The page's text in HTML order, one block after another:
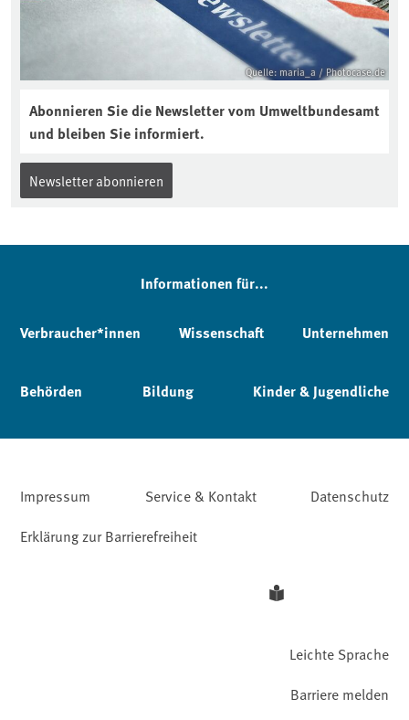
Quelle: maria_a / Photocase.de
Abonnieren Sie die Newsletter vom Umweltbundesamt
und bleiben Sie informiert.
Newsletter abonnieren
Informationen für...
Verbraucher*innen Wissenschaft Unternehmen
Behörden Bildung Kinder & Jugendliche
Impressum Service & Kontakt
Datenschutz
Erklärung zur Barrierefreiheit
Leichte Sprache
Barriere melden